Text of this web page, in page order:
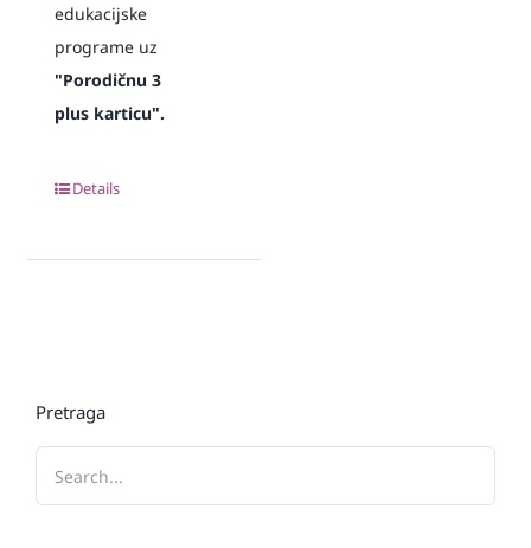
edukacijske
programe uz
"Porodičnu 3
plus karticu".
Details
Pretraga